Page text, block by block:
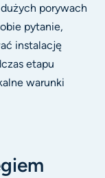
porywach
pytanie,
instalację
etapu
warunki